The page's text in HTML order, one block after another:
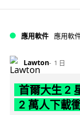
應用軟件 應用軟
Lawton 1 日
首爾大生 2
2 萬人下載